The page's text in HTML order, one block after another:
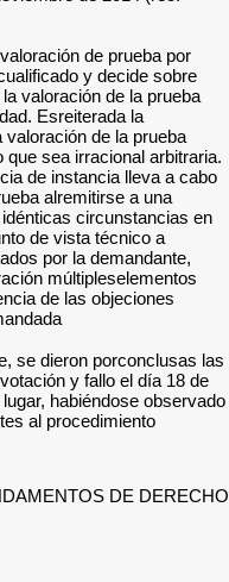
El segundo motivo
considerarque el
cuestiones
adolece de
jurisprudencia que
correspondea la
Y, en el presente
una concreta
sentencia anterior
lacual se
naturaleza de los
para lo cual
probatorios y la
SEXTO.Evacuado
actuaciones,
juniode 2019, en
las formalidades